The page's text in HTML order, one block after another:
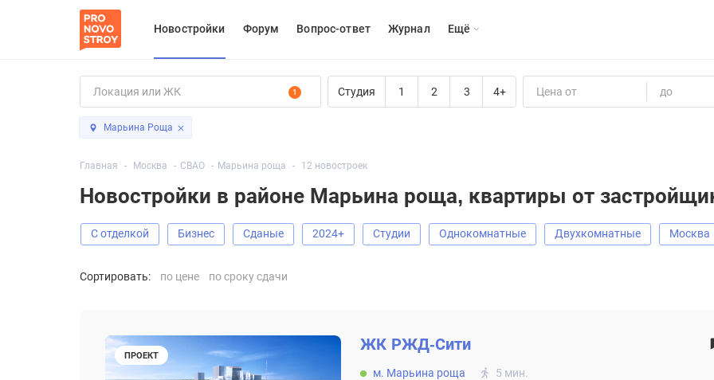
Новостройки Форум Вопрос-ответ Журнал Eщё
1 Студия 1 2 3 4+ Цена от до
Марьина Роща
Главная Москва СВАО Марьина роща 12 новостроек
Новостройки в районе Марьина роща, квартиры от
С отделкой Бизнес Сданые 2024+ Студии Однокомнатные Двухкомнатные Москва
Сортировать: по цене по сроку сдачи
ПРОЕКТ
ЖК РЖД-Сити
м. Марьина роща
5 мин.